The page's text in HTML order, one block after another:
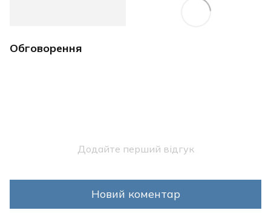
Обговорення
Додайте перший відгук
Новий коментар